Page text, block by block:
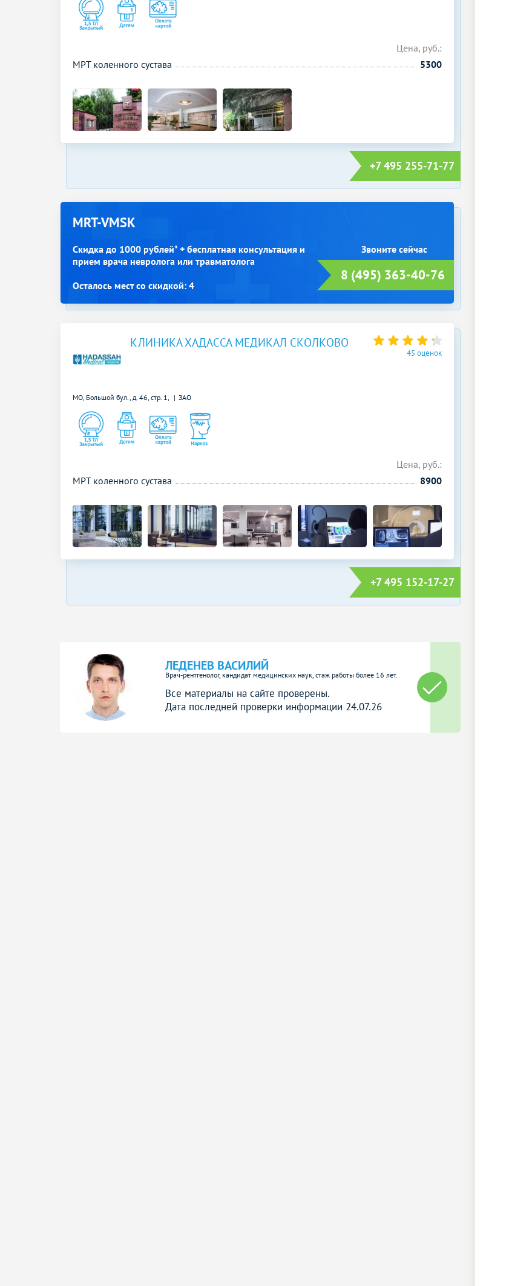
Цена, руб.:
МРТ коленного сустава
5300
+7 495 255-71-77
MRT-VMSK
Скидка до 1000 рублей* + бесплатная консультация и
прием врача невролога или травматолога
Осталось мест со скидкой: 4
8 (495) 363-40-76
КЛИНИКА ХАДАССА МЕДИКАЛ СКОЛКОВО
45 оценок
МО, Большой бул., д. 46, стр. 1, ЗАО
Цена, руб.:
МРТ коленного сустава
8900
+7 495 152-17-27
ЛЕДЕНЕВ ВАСИЛИЙ
Врач-рентгенолог, кандидат медицинских наук, стаж работы более 16 лет.
Все материалы на сайте проверены.
Дата последней проверки информации 24.07.26